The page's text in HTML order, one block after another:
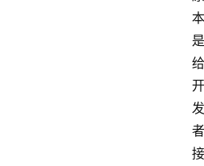
本
是
给
开
发
者
接